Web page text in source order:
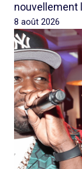
nouvellement
8 août 2026